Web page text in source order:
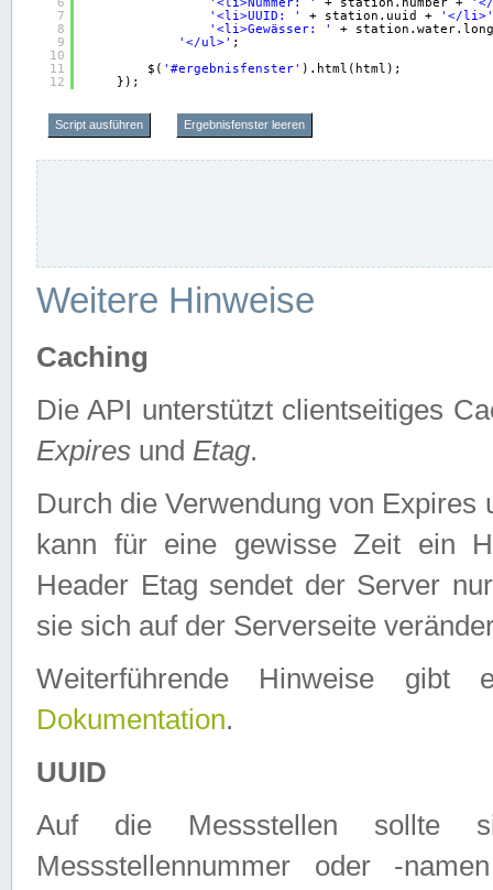
7
8
9
10
11
12
'<li>UUID: '
+ station.uuid +
'</li>'
'<li>Gewässer: '
+
'</ul>' ;
$( '#ergebnisfenster' ).html(html);
});
Script ausführen Ergebnisfenster leeren
Weitere Hinweise
Caching
Die API unterstützt clientseitiges
Expires und Etag.
Durch die Verwendung von
kann für eine gewisse Zeit ein
Header Etag sendet der Server
sie sich auf der Serverseite
Weiterführende Hinweise
Dokumentation.
UUID
Auf die Messstellen sollte
Messstellennummer oder -